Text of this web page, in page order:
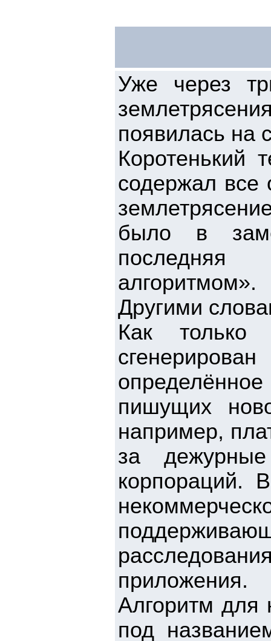
Уже через
появилась на
содержал все
было в
алгоритмом».
Другими
Как только
пишущих
например,
за
корпораций.
приложения.
Алгоритм для
под